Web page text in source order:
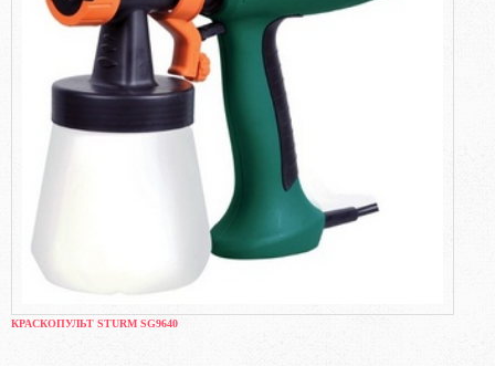
КРАСКОПУЛЬТ STURM SG9640